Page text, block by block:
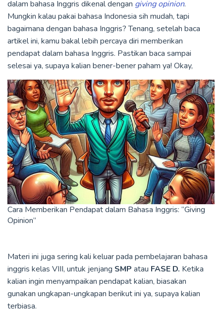
dalam bahasa Inggris dikenal dengan giving opinion.
Mungkin kalau pakai bahasa Indonesia sih mudah, tapi
bagaimana dengan bahasa Inggris? Tenang, setelah baca
artikel ini, kamu bakal lebih percaya diri memberikan
pendapat dalam bahasa Inggris. Pastikan baca sampai
selesai ya, supaya kalian bener-bener paham ya! Okay,
Cara Memberikan Pendapat dalam Bahasa Inggris: “Giving
Opinion”
Materi ini juga sering kali keluar pada pembelajaran bahasa
inggris kelas VIII, untuk jenjang SMP atau FASE D. Ketika
kalian ingin menyampaikan pendapat kalian, biasakan
gunakan ungkapan-ungkapan berikut ini ya, supaya kalian
terbiasa.